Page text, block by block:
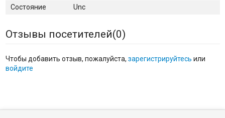
Состояние
Unc
Отзывы посетителей(0)
Чтобы добавить отзыв, пожалуйста, зарегистрируйтесь или
войдите